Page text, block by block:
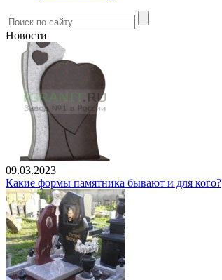
Новости
09.03.2023
Какие формы памятника бывают и для кого?